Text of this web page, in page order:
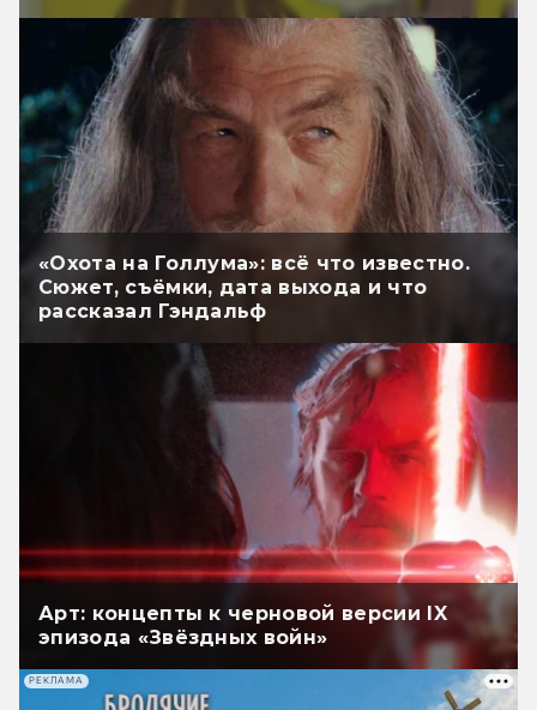
«Охота на Голлума»: всё что известно.
Сюжет, съёмки, дата выхода и что
рассказал Гэндальф
Арт: концепты к черновой версии IX
эпизода «Звёздных войн»
РЕКЛАМА